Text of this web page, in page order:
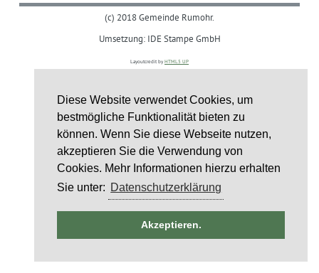
Diese Website verwendet Cookies, um
bestmögliche Funktionalität bieten zu
können. Wenn Sie diese Webseite nutzen,
akzeptieren Sie die Verwendung von
Cookies. Mehr Informationen hierzu erhalten
Sie unter: Datenschutzerklärung
Akzeptieren.
(c) 2018 Gemeinde Rumohr.
Umsetzung: IDE Stampe GmbH
Layoutcredit by HTML5 UP